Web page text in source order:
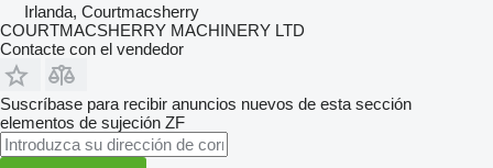
Irlanda, Courtmacsherry
COURTMACSHERRY MACHINERY LTD
Contacte con el vendedor
Suscríbase para recibir anuncios nuevos de esta sección
elementos de sujeción ZF